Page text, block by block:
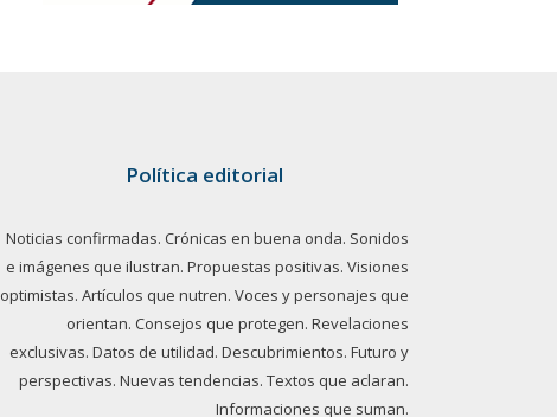
Política editorial
Noticias confirmadas. Crónicas en buena onda. Sonidos
e imágenes que ilustran. Propuestas positivas. Visiones
optimistas. Artículos que nutren. Voces y personajes que
orientan. Consejos que protegen. Revelaciones
exclusivas. Datos de utilidad. Descubrimientos. Futuro y
perspectivas. Nuevas tendencias. Textos que aclaran.
Informaciones que suman.